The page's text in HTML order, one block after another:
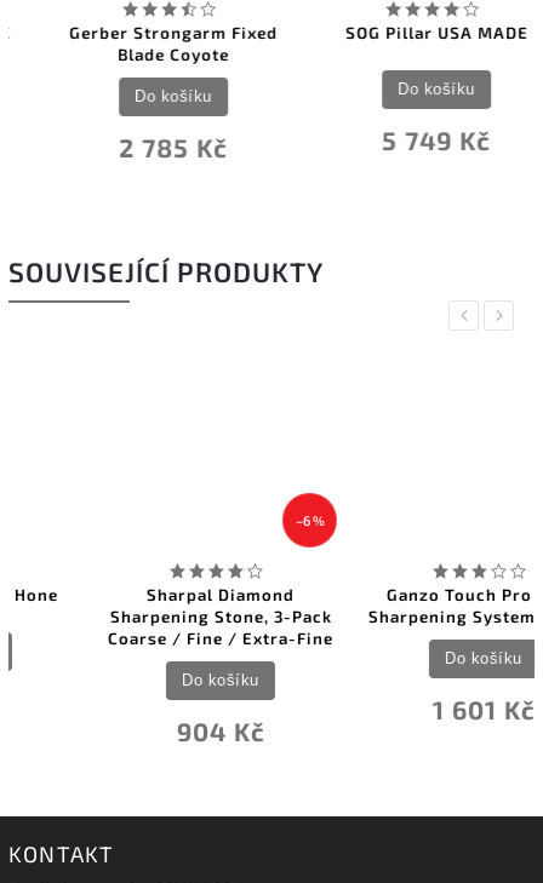
Gerber Strongarm Fixed
Blade Coyote
2 785 Kč
Do košíku
SOG Pillar USA MADE
5 749 Kč
Do košíku
SOUVISEJÍCÍ PRODUKTY
Previous
Sharpal Diamond
Sharpening Stone, 3-Pack
Coarse / Fine / Extra-Fine
904 Kč
Ganzo Touch Pro Ultra
Sharpening System (GTPU)
1 601 Kč
Next
KONTAKT